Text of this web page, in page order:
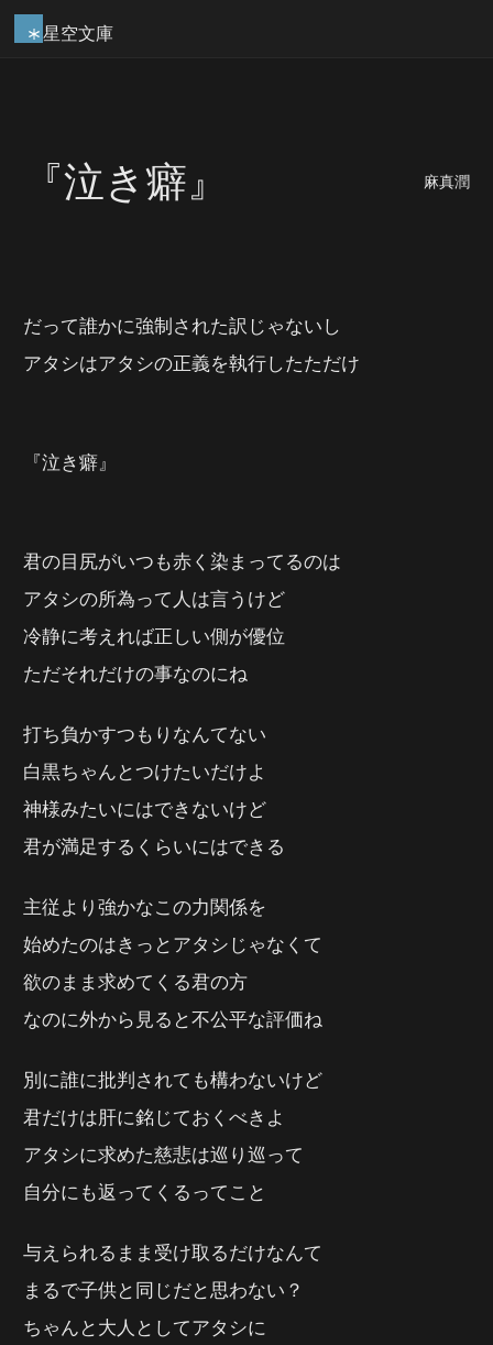
星空文庫
『泣き癖』 麻真潤
だって誰かに強制された訳じゃないし
アタシはアタシの正義を執行したただけ
『泣き癖』
君の目尻がいつも赤く染まってるのは
アタシの所為って人は言うけど
冷静に考えれば正しい側が優位
ただそれだけの事なのにね
打ち負かすつもりなんてない
白黒ちゃんとつけたいだけよ
神様みたいにはできないけど
君が満足するくらいにはできる
主従より強かなこの力関係を
始めたのはきっとアタシじゃなくて
欲のまま求めてくる君の方
なのに外から見ると不公平な評価ね
別に誰に批判されても構わないけど
君だけは肝に銘じておくべきよ
アタシに求めた慈悲は巡り巡って
自分にも返ってくるってこと
与えられるまま受け取るだけなんて
まるで子供と同じだと思わない？
ちゃんと大人としてアタシに